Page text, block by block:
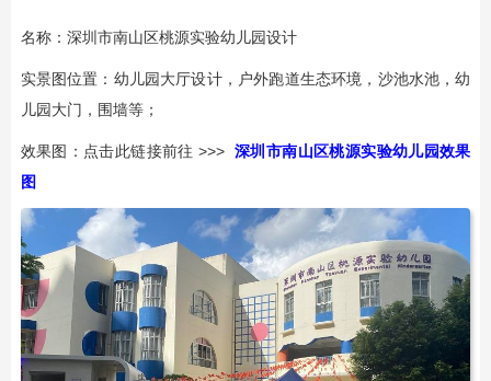
名称：深圳市南山区桃源实验幼儿园设计
实景图位置：幼儿园大厅设计，户外跑道生态环境，沙池水池，幼
儿园大门，围墙等；
效果图：点击此链接前往 >>> 深圳市南山区桃源实验幼儿园效果
图